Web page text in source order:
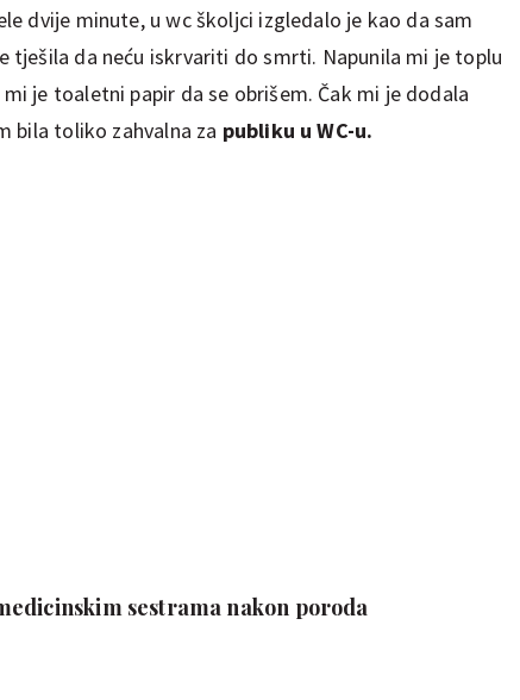
dvije minute, u wc školjci izgledalo je kao da sam
tješila da neću iskrvariti do smrti. Napunila mi je toplu
je toaletni papir da se obrišem. Čak mi je dodala
bila toliko zahvalna za publiku u WC-u.
sestrama nakon poroda